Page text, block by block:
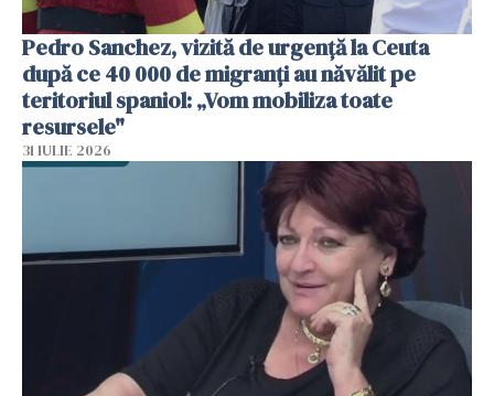
Pedro Sanchez, vizită de urgență la Ceuta
după ce 40 000 de migranți au năvălit pe
teritoriul spaniol: „Vom mobiliza toate
resursele"
31 IULIE 2026